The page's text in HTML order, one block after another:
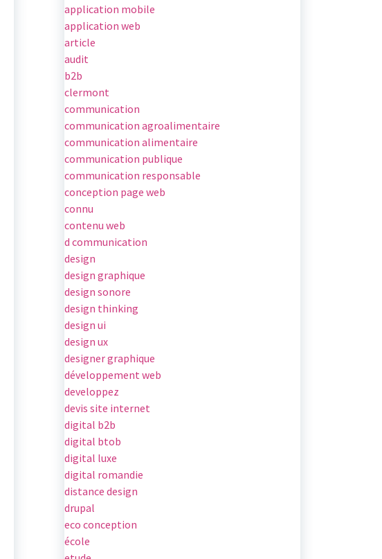
application mobile
application web
article
audit
b2b
clermont
communication
communication agroalimentaire
communication alimentaire
communication publique
communication responsable
conception page web
connu
contenu web
d communication
design
design graphique
design sonore
design thinking
design ui
design ux
designer graphique
développement web
developpez
devis site internet
digital b2b
digital btob
digital luxe
digital romandie
distance design
drupal
eco conception
école